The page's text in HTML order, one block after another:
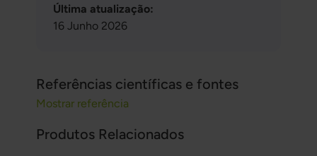
Última atualização:
16 Junho 2026
Referências científicas e fontes
Mostrar referência
Produtos Relacionados